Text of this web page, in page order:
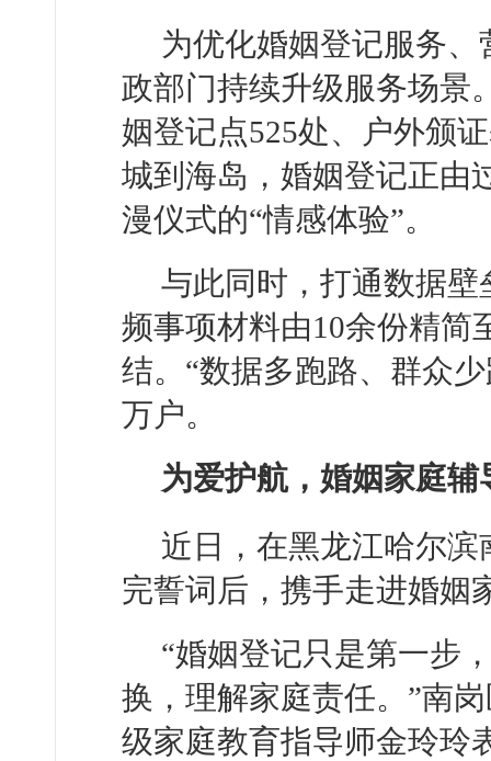
为优化婚姻登记服务
政部门持续升级服务场景
姻登记点525处、户外颁
城到海岛，婚姻登记正由
漫仪式的“情感体验”。
与此同时，打通数据
频事项材料由10余份精简
结。“数据多跑路、群众
万户。
为爱护航，婚姻家庭
近日，在黑龙江哈尔
完誓词后，携手走进婚姻
“婚姻登记只是第一步
换，理解家庭责任。”南
级家庭教育指导师金玲玲